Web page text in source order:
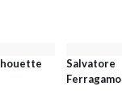
Salvatore
Ferragamo